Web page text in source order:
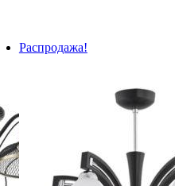
Распродажа!